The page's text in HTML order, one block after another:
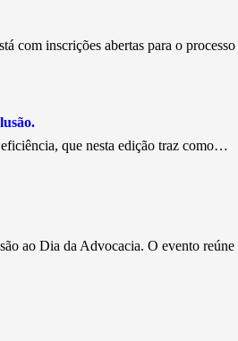
com inscrições abertas para o
que nesta edição traz como…
ao Dia da Advocacia. O evento